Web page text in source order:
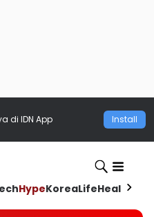
di IDN App Install
HypeKoreaLifeHealth